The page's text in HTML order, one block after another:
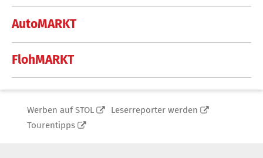
AutoMARKT
FlohMARKT
Werben auf STOL
Leserreporter werden
Tourentipps